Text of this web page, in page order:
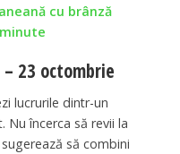
cu brânză
23 octombrie
lucrurile dintr-un
încerca să revii la
să combini